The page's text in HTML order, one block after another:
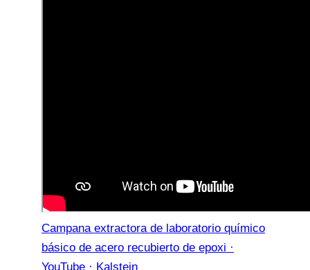
Campana extractora de laboratorio químico
básico de acero recubierto de epoxi ·
YouTube · Kalstein